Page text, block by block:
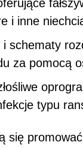
i inne
schematy
za pomocą
typu
się